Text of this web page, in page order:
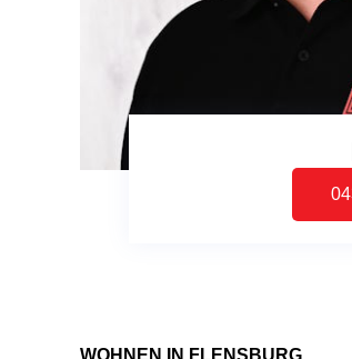
WOHNEN IN FLENSBURG